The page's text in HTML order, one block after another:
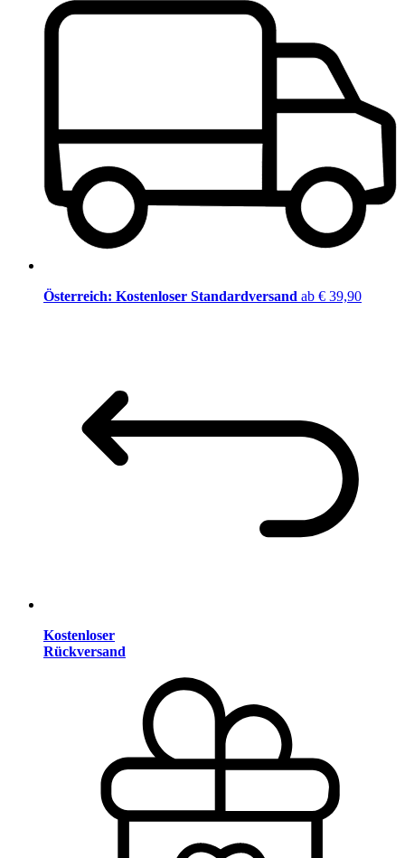
Österreich: Kostenloser Standardversand ab € 39,90
Kostenloser
Rückversand